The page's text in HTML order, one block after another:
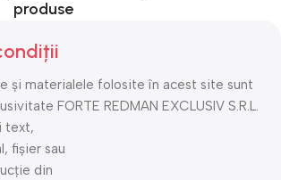
produse
și materialele folosite în acest site sunt
FORTE REDMAN EXCLUSIV S.R.L.
text,
fișier sau
din